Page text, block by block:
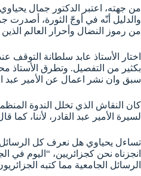
من جهته، اعتبر الدكتور جمال
والدليل أنّه في أوجّ الثورة، أصدرت
من رموز النضال وأحرار العالم
اختار الأستاذ عابد سلطانة التوقف
بكثير من التفصيل. وتطرق الأستاذ
سبق وان نشر اعمال عن الأمير عبد
لسيرة الأمير عبد القادر، لأننا،
تساءل يحياوي هل نعرف كل الرسائل
انجزناه نحن كجزائريين، “اليوم في
الرسائل الجامعية مما كتبه